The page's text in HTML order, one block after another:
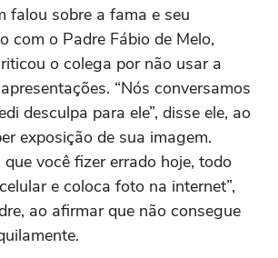
falou sobre a fama e seu
com o Padre Fábio de Melo,
o colega por não usar a
“Nós conversamos
desculpa para ele”, disse ele, ao
exposição de sua imagem.
que você fizer errado hoje, todo
e coloca foto na internet”,
ao afirmar que não consegue